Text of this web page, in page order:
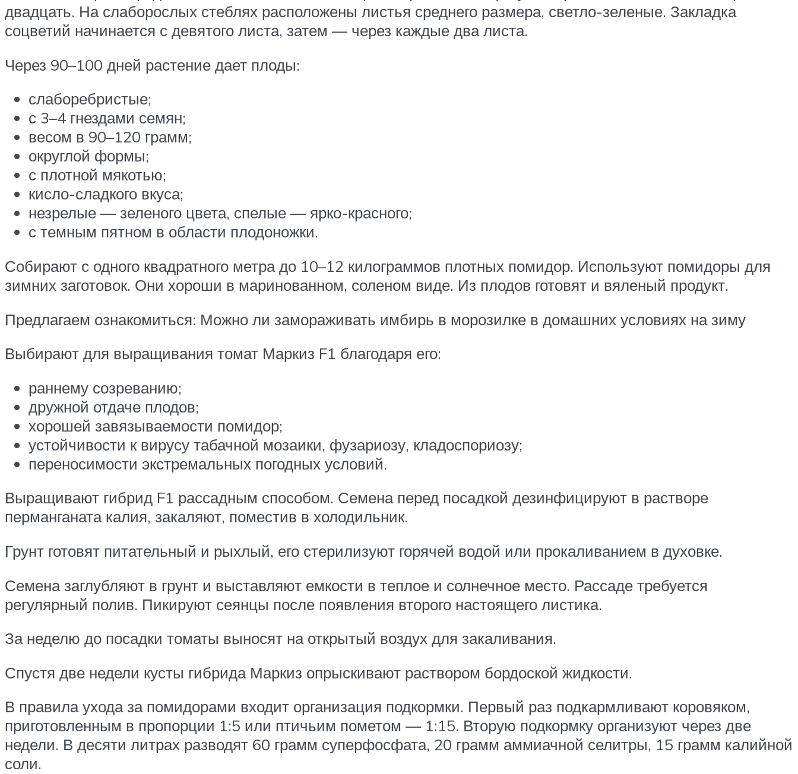
двадцать. На слаборослых стеблях расположены листья среднего размера, светло-зеленые. Закладка
соцветий начинается с девятого листа, затем — через каждые два листа.
Через 90–100 дней растение дает плоды:
слаборебристые;
с 3–4 гнездами семян;
весом в 90–120 грамм;
округлой формы;
с плотной мякотью;
кисло-сладкого вкуса;
незрелые — зеленого цвета, спелые — ярко-красного;
с темным пятном в области плодоножки.
Собирают с одного квадратного метра до 10–12 килограммов плотных помидор. Используют помидоры для
зимних заготовок. Они хороши в маринованном, соленом виде. Из плодов готовят и вяленый продукт.
Предлагаем ознакомиться: Можно ли замораживать имбирь в морозилке в домашних условиях на зиму
Выбирают для выращивания томат Маркиз F1 благодаря его:
раннему созреванию;
дружной отдаче плодов;
хорошей завязываемости помидор;
устойчивости к вирусу табачной мозаики, фузариозу, кладоспориозу;
переносимости экстремальных погодных условий.
Выращивают гибрид F1 рассадным способом. Семена перед посадкой дезинфицируют в растворе
перманганата калия, закаляют, поместив в холодильник.
Грунт готовят питательный и рыхлый, его стерилизуют горячей водой или прокаливанием в духовке.
Семена заглубляют в грунт и выставляют емкости в теплое и солнечное место. Рассаде требуется
регулярный полив. Пикируют сеянцы после появления второго настоящего листика.
За неделю до посадки томаты выносят на открытый воздух для закаливания.
Спустя две недели кусты гибрида Маркиз опрыскивают раствором бордоской жидкости.
В правила ухода за помидорами входит организация подкормки. Первый раз подкармливают коровяком,
приготовленным в пропорции 1:5 или птичьим пометом — 1:15. Вторую подкормку организуют через две
недели. В десяти литрах разводят 60 грамм суперфосфата, 20 грамм аммиачной селитры, 15 грамм калийной
соли.